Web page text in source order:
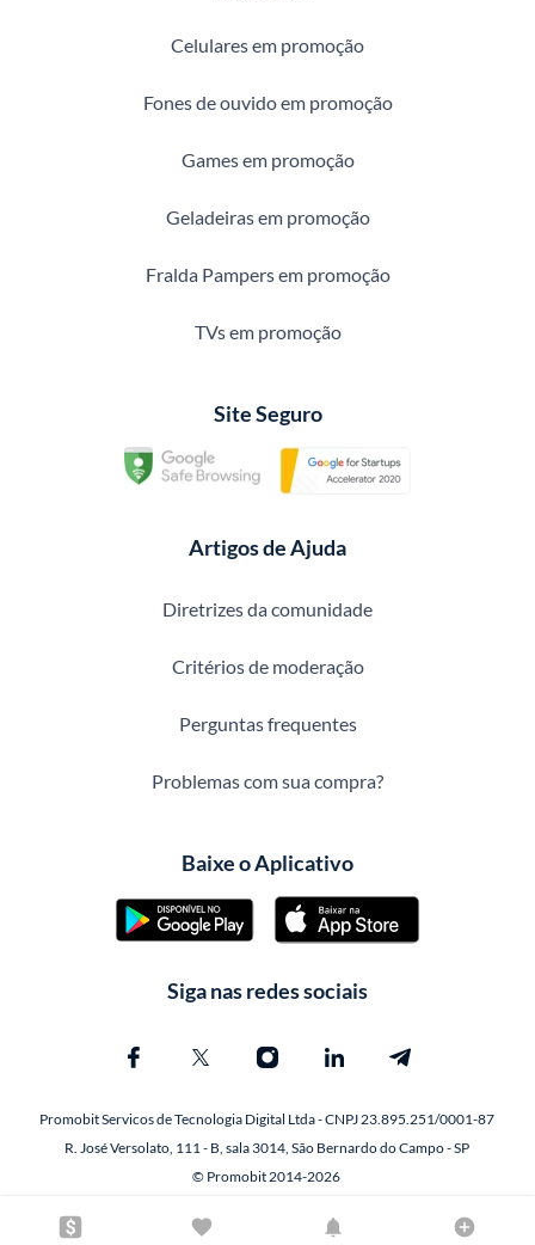
Celulares em promoção
Fones de ouvido em promoção
Games em promoção
Geladeiras em promoção
Fralda Pampers em promoção
TVs em promoção
Site Seguro
Artigos de Ajuda
Diretrizes da comunidade
Critérios de moderação
Perguntas frequentes
Problemas com sua compra?
Baixe o Aplicativo
Siga nas redes sociais
Promobit Servicos de Tecnologia Digital Ltda - CNPJ 23.895.251/0001-87
R. José Versolato, 111 - B, sala 3014, São Bernardo do Campo - SP
© Promobit 2014-2026